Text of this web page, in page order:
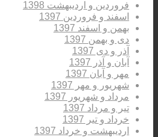
فروردین و اردیبهشت 1398
اسفند و فروردین 1397
بهمن و اسفند 1397
دی و بهمن 1397
آذر و دی 1397
آبان و آذر 1397
مهر و آبان 1397
شهریور و مهر 1397
مرداد و شهریور 1397
تیر و مرداد 1397
خرداد و تیر 1397
اردیبهشت و خرداد 1397